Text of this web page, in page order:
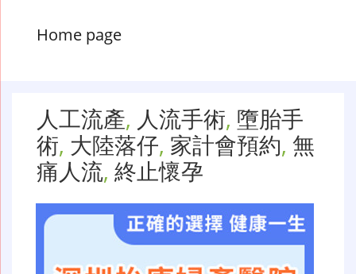
Home page
人工流產, 人流手術, 墮胎手
術, 大陸落仔, 家計會預約, 無
痛人流, 終止懷孕